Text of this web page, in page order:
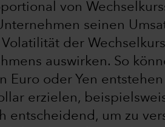
von
seinen
der
auswirken. So
Euro oder Yen
erzielen,
entscheidend, um zu